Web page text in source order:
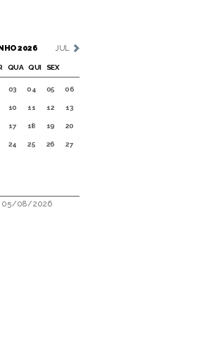
2026 JUL
QUA QUI
SEX
03 04 05 06
10 11 12 13
17 18 19 20
24 25 26 27
05/08/2026